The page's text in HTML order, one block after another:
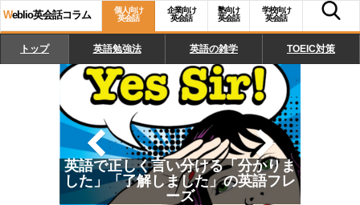
Weblio英会話コラム
個人向け
英会話
企業向け
英会話
塾向け
英会話
学校向け
英会話
トップ 英語勉強法 英語の雑学 TOEIC対策
英語で正しく言い分ける「分かりま
した」「了解しました」の英語フレ
ーズ